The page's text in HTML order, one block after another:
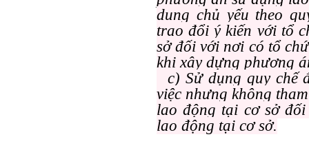
dung chủ yếu theo
trao đổi ý kiến với tổ
sở đối với nơi có tổ
khi xây dựng phương
c) Sử dụng quy chế
việc nhưng không
lao động tại cơ sở
lao động tại cơ sở.